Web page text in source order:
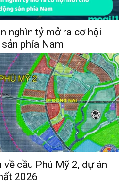
nghìn tỷ mở ra cơ hội
phía Nam
về cầu Phú Mỹ 2, dự án
2026